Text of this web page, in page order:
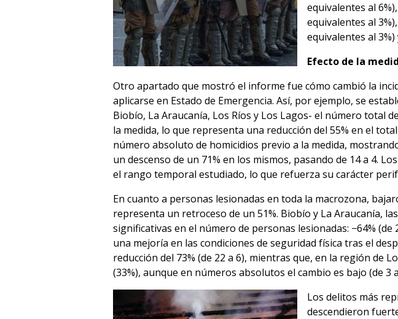
equivalentes al
equivalentes al
equivalentes al
Efecto de la
Otro apartado que mostró el informe fue cómo cambió la
aplicarse en Estado de Emergencia. Así, por ejemplo, se
Biobío, La Araucanía, Los Ríos y Los Lagos- el número total
la medida, lo que representa una reducción del 55% en el
número absoluto de homicidios previo a la medida,
un descenso de un 71% en los mismos, pasando de 14 a 4.
el rango temporal estudiado, lo que refuerza su carácter
En cuanto a personas lesionadas en toda la macrozona,
representa un retroceso de un 51%. Biobío y La Araucanía,
significativas en el número de personas lesionadas: −64%
una mejoría en las condiciones de seguridad física tras el
reducción del 73% (de 22 a 6), mientras que, en la región
(33%), aunque en números absolutos el cambio es bajo (de
Los delitos más
descendieron